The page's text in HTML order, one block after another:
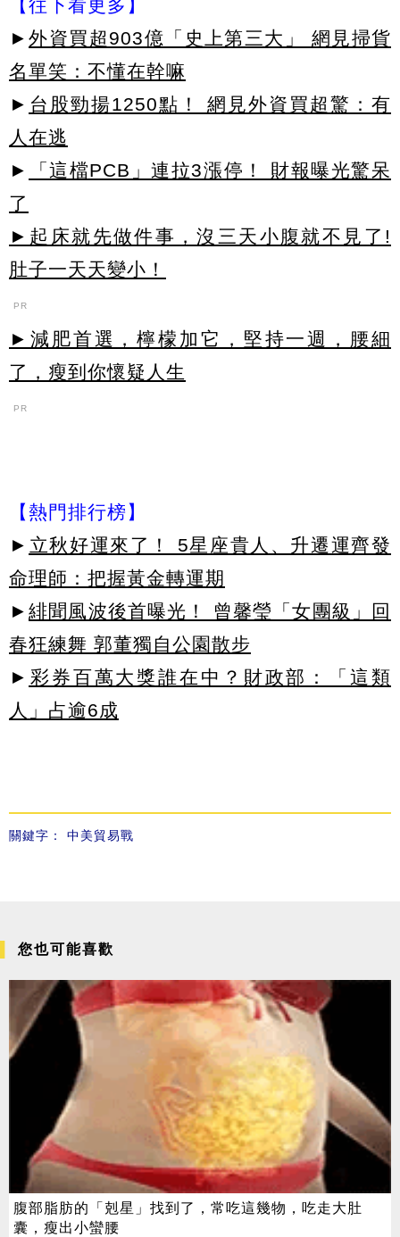
【往下看更多】
► 外資買超903億「史上第三大」 網見掃貨
名單笑：不懂在幹嘛
► 台股勁揚1250點！ 網見外資買超驚：有
人在逃
►
「這檔PCB」連拉3漲停！ 財報曝光驚呆
了
►起床就先做件事，沒三天小腹就不見了!
肚子一天天變小！
PR
►減肥首選，檸檬加它，堅持一週，腰細
了，瘦到你懷疑人生
PR
【熱門排行榜】
► 立秋好運來了！ 5星座貴人、升遷運齊發
命理師：把握黃金轉運期
► 緋聞風波後首曝光！ 曾馨瑩「女團級」回
春狂練舞 郭董獨自公園散步
► 彩券百萬大獎誰在中？財政部：「這類
人」占逾6成
關鍵字： 中美貿易戰
您也可能喜歡
腹部脂肪的「剋星」找到了，常吃這幾物，吃走大肚
囊，瘦出小蠻腰